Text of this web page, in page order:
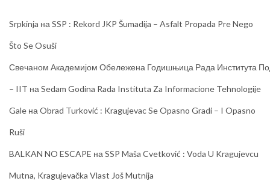
Srpkinja на SSP : Rekord JKP Šumadija – Asfalt Propada Pre Nego
Što Se Osuši
Свечаном Академијом Обележена Годишњица Рада Института
– IIT на Sedam Godina Rada Instituta Za Informacione Tehnologije
Gale на Obrad Turković : Kragujevac Se Opasno Gradi – I Opasno
Ruši
BALKAN NO ESCAPE на SSP Maša Cvetković : Voda U Kragujevcu
Mutna, Kragujevačka Vlast Još Mutnija